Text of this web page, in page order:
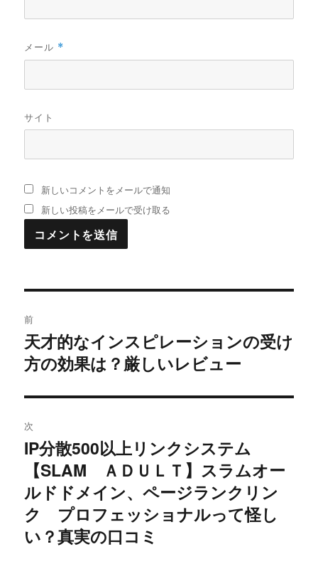
メール *
サイト
新しいコメントをメールで通知
新しい投稿をメールで受け取る
稿
ナ
ビ
ゲ
ー
シ
ョ
ン
前
過
去
投
稿:
天才的なインスピレーションの受け
方の効果は？厳しいレビュー
次
次
の
投
稿:
IP分散500以上リンクシステム
【SLAM ＡＤＵＬＴ】スラムオー
ルドドメイン、ページランクリン
ク プロフェッショナルって怪し
い？真実の口コミ